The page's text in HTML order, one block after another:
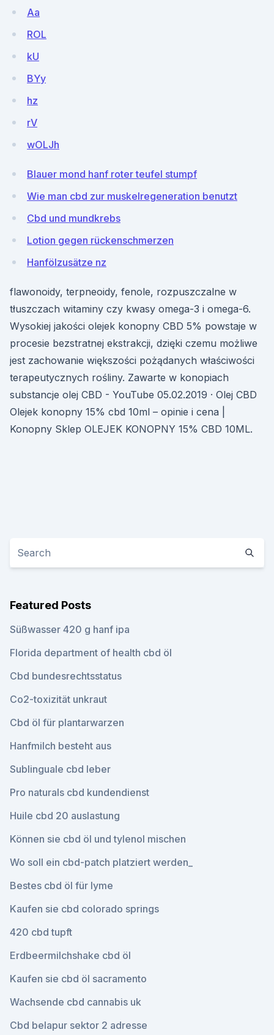
Aa
ROL
kU
BYy
hz
rV
wOLJh
Blauer mond hanf roter teufel stumpf
Wie man cbd zur muskelregeneration benutzt
Cbd und mundkrebs
Lotion gegen rückenschmerzen
Hanfölzusätze nz
flawonoidy, terpneoidy, fenole, rozpuszczalne w
tłuszczach witaminy czy kwasy omega-3 i omega-6.
Wysokiej jakości olejek konopny CBD 5% powstaje w
procesie bezstratnej ekstrakcji, dzięki czemu możliwe
jest zachowanie większości pożądanych właściwości
terapeutycznych rośliny. Zawarte w konopiach
substancje olej CBD - YouTube 05.02.2019 · Olej CBD
Olejek konopny 15% cbd 10ml – opinie i cena |
Konopny Sklep OLEJEK KONOPNY 15% CBD 10ML.
Featured Posts
Süßwasser 420 g hanf ipa
Florida department of health cbd öl
Cbd bundesrechtsstatus
Co2-toxizität unkraut
Cbd öl für plantarwarzen
Hanfmilch besteht aus
Sublinguale cbd leber
Pro naturals cbd kundendienst
Huile cbd 20 auslastung
Können sie cbd öl und tylenol mischen
Wo soll ein cbd-patch platziert werden_
Bestes cbd öl für lyme
Kaufen sie cbd colorado springs
420 cbd tupft
Erdbeermilchshake cbd öl
Kaufen sie cbd öl sacramento
Wachsende cbd cannabis uk
Cbd belapur sektor 2 adresse